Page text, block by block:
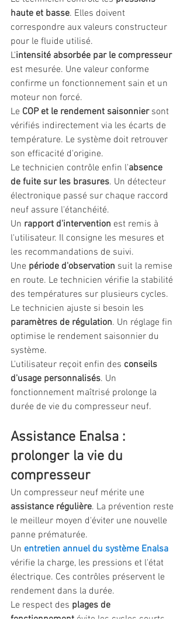
haute et basse. Elles doivent
correspondre aux valeurs constructeur
pour le fluide utilisé.
L'intensité absorbée par le compresseur
est mesurée. Une valeur conforme
confirme un fonctionnement sain et un
moteur non forcé.
Le COP et le rendement saisonnier sont
vérifiés indirectement via les écarts de
température. Le système doit retrouver
son efficacité d'origine.
Le technicien contrôle enfin l'absence
de fuite sur les brasures. Un détecteur
électronique passé sur chaque raccord
neuf assure l'étanchéité.
Un rapport d'intervention est remis à
l'utilisateur. Il consigne les mesures et
les recommandations de suivi.
Une période d'observation suit la remise
en route. Le technicien vérifie la stabilité
des températures sur plusieurs cycles.
Le technicien ajuste si besoin les
paramètres de régulation. Un réglage fin
optimise le rendement saisonnier du
système.
L'utilisateur reçoit enfin des conseils
d'usage personnalisés. Un
fonctionnement maîtrisé prolonge la
durée de vie du compresseur neuf.
Assistance Enalsa :
prolonger la vie du
compresseur
Un compresseur neuf mérite une
assistance régulière. La prévention reste
le meilleur moyen d'éviter une nouvelle
panne prématurée.
Un entretien annuel du système Enalsa
vérifie la charge, les pressions et l'état
électrique. Ces contrôles préservent le
rendement dans la durée.
Le respect des plages de
fonctionnement évite les cycles courts